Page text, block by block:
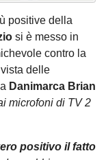
positive della
si è messo in
contro la
delle
Danimarca Brian
microfoni di TV 2
positivo il fatto